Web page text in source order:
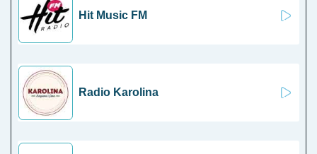
Hit Music FM
Radio Karolina